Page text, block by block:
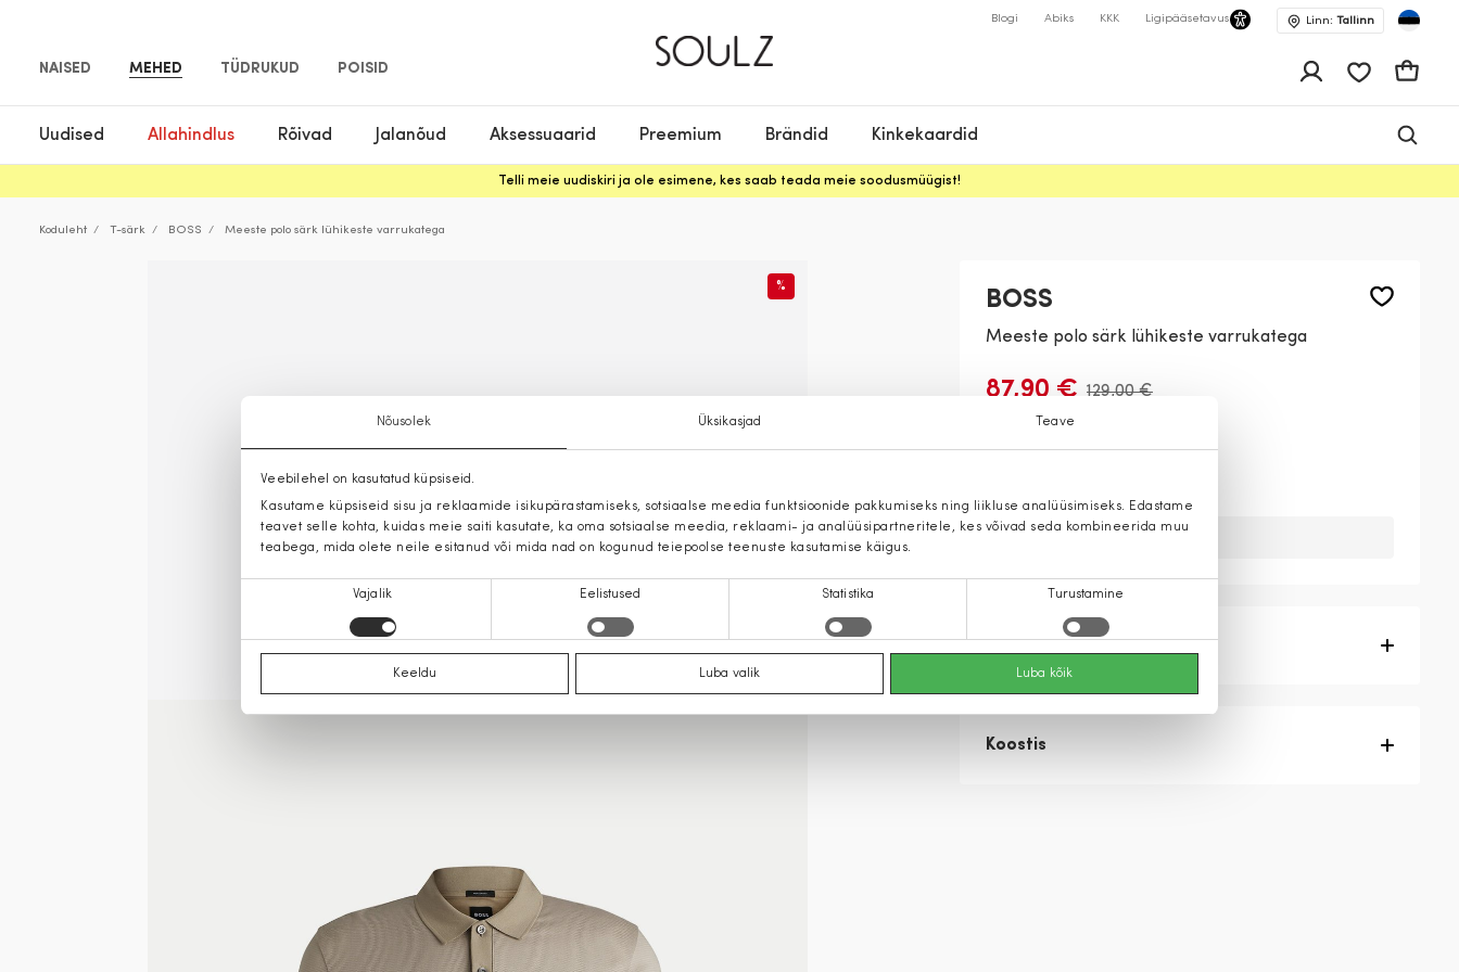
Nõusolek Üksikasjad Teave
Veebilehel on kasutatud küpsiseid.
Kasutame küpsiseid sisu ja reklaamide isikupärastamiseks, sotsiaalse meedia funktsioonide pakkumiseks ning liikluse analüüsimiseks. Edastame
teavet selle kohta, kuidas meie saiti kasutate, ka oma sotsiaalse meedia, reklaami- ja analüüsipartneritele, kes võivad seda kombineerida muu
teabega, mida olete neile esitanud või mida nad on kogunud teiepoolse teenuste kasutamise käigus.
Vajalik Eelistused Statistika Turustamine
Keeldu Luba valik Luba kõik
NAISED MEHED TÜDRUKUD POISID
Blogi Abiks KKK Ligipääsetavus Linn: Tallinn
Uudised Allahindlus Rõivad Jalanõud Aksessuaarid Preemium Brändid Kinkekaardid
Telli meie uudiskiri ja ole esimene, kes saab teada meie soodusmüügist!
Koduleht T-särk BOSS Meeste polo särk lühikeste varrukatega
%
BOSS
Meeste polo särk lühikeste varrukatega
87,90 € 129,00 €
Tootekirjeldus
Koostis